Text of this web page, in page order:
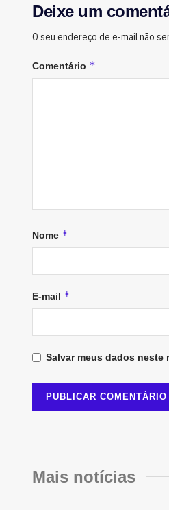
Deixe um
O seu endereço de e-mail não
Comentário *
Nome *
E-mail *
Salvar meus dados neste
Mais notícias